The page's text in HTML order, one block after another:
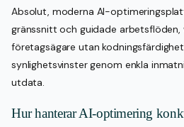
Absolut, moderna AI-
gränssnitt och guidade arbetsflöden,
företagsägare utan
synlighetsvinster genom enkla
utdata.
Hur hanterar AI-optimering